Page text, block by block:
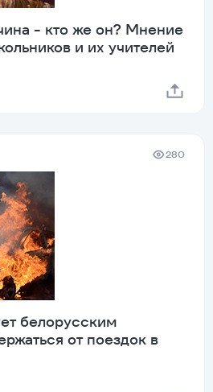
- кто же он? Мнение
и их учителей
280
белорусским
от поездок в